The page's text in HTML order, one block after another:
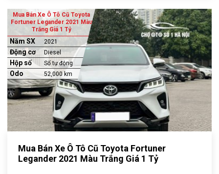
Mua Bán Xe Ô Tô Cũ Toyota
Fortuner Legander 2021 Màu
Trắng Giá 1 Tỷ
Năm SX 2021
Động cơ Diesel
Hộp số Số tự động
Odo 52,000 km
Mua Bán Xe Ô Tô Cũ Toyota Fortuner
Legander 2021 Màu Trắng Giá 1 Tỷ